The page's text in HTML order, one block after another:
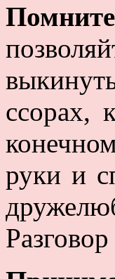
ссорах,
руки и